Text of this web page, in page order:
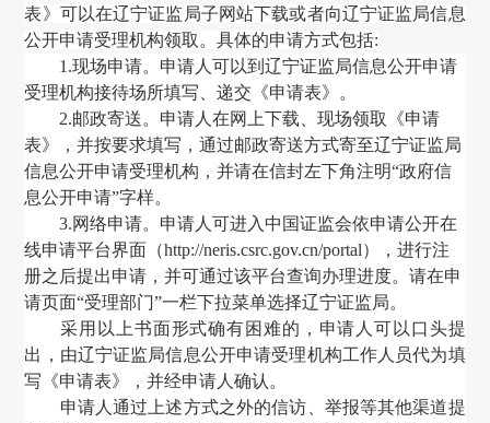
表》可以在辽宁证监局子网站下载或者向辽宁证监局信息
公开申请受理机构领取。具体的申请方式包括:
1.现场申请。申请人可以到辽宁证监局信息公开申请
受理机构接待场所填写、递交《申请表》。
2.邮政寄送。申请人在网上下载、现场领取《申请
表》
，并按要求填写 ，通过邮政寄送方式寄至辽宁证监局
信息公开申请受理机构 ，并请在信封左下角注明“政府信
息公开申请”字样。
3.网络申请。申请人可进入中国证监会依申请公开在
线申请平台界面 （http://neris.csrc.gov.cn/portal） ，进行注
册之后提出申请 ，并可通过该平台查询办理进度。请在申
请页面“受理部门”一栏下拉菜单选择辽宁证监局。
采用以上书面形式确有困难的，申请人可以口头提
出，由辽宁证监局信息公开申请受理机构工作人员代为填
写《申请表》，并经申请人确认。
申请人通过上述方式之外的信访、举报等其他渠道提